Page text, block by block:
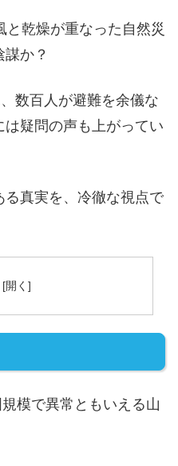
と乾燥が重なった自然災
か？
数百人が避難を余儀な
は疑問の声も上がってい
真実を、冷徹な視点で
模で異常ともいえる山